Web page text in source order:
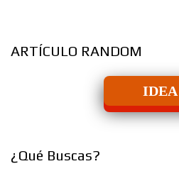
ARTÍCULO RANDOM
IDEA
¿Qué Buscas?